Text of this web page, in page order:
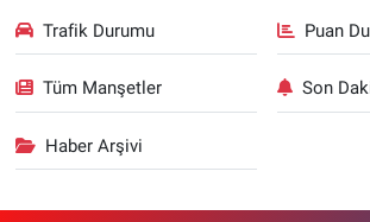
Trafik Durumu Puan
Tüm Manşetler Son
Haber Arşivi